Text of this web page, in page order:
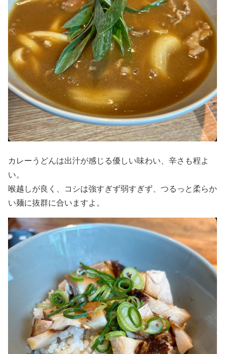
カレーうどんは出汁が感じる優しい味わい、辛さも程よ
い。
喉越しが良く、コシは強すぎず弱すぎず、つるっと柔らか
い麺に抜群に合いますよ。